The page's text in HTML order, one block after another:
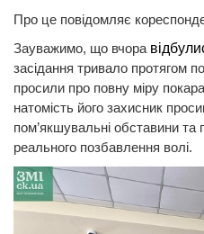
Про це повідомляє
Зауважимо, що вчора
засідання тривало протягом
просили про повну міру
натомість його захисник
пом’якшувальні обставини та
реального позбавлення волі.